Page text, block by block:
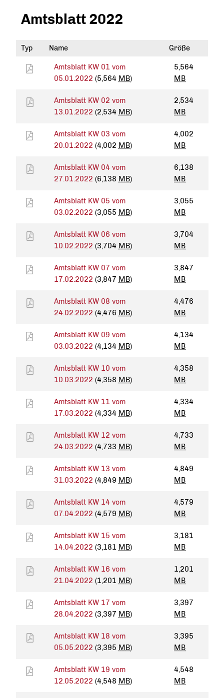
Amtsblatt 2022
Typ Name Größe
Amtsblatt KW 01 vom
05.01.2022 (5,564 MB)
5,564
MB
Amtsblatt KW 02 vom
13.01.2022 (2,534 MB)
2,534
MB
Amtsblatt KW 03 vom
20.01.2022 (4,002 MB)
4,002
MB
Amtsblatt KW 04 vom
27.01.2022 (6,138 MB)
6,138
MB
Amtsblatt KW 05 vom
03.02.2022 (3,055 MB)
3,055
MB
Amtsblatt KW 06 vom
10.02.2022 (3,704 MB)
3,704
MB
Amtsblatt KW 07 vom
17.02.2022 (3,847 MB)
3,847
MB
Amtsblatt KW 08 vom
24.02.2022 (4,476 MB)
4,476
MB
Amtsblatt KW 09 vom
03.03.2022 (4,134 MB)
4,134
MB
Amtsblatt KW 10 vom
10.03.2022 (4,358 MB)
4,358
MB
Amtsblatt KW 11 vom
17.03.2022 (4,334 MB)
4,334
MB
Amtsblatt KW 12 vom
24.03.2022 (4,733 MB)
4,733
MB
Amtsblatt KW 13 vom
31.03.2022 (4,849 MB)
4,849
MB
Amtsblatt KW 14 vom
07.04.2022 (4,579 MB)
4,579
MB
Amtsblatt KW 15 vom
14.04.2022 (3,181 MB)
3,181
MB
Amtsblatt KW 16 vom
21.04.2022 (1,201 MB)
1,201
MB
Amtsblatt KW 17 vom
28.04.2022 (3,397 MB)
3,397
MB
Amtsblatt KW 18 vom
05.05.2022 (3,395 MB)
3,395
MB
Amtsblatt KW 19 vom
12.05.2022 (4,548 MB)
4,548
MB